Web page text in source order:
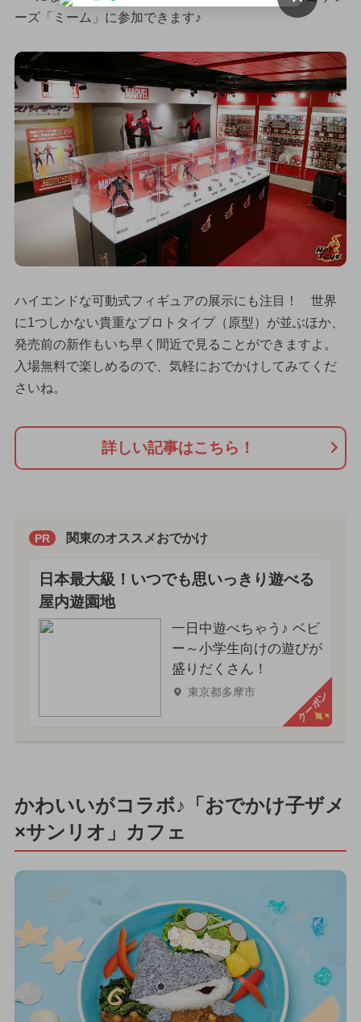
ーズ「ミーム」に参加できます♪
ハイエンドな可動式フィギュアの展示にも注目！ 世界
に1つしかない貴重なプロトタイプ（原型）が並ぶほか、
発売前の新作もいち早く間近で見ることができますよ。
入場無料で楽しめるので、気軽におでかけしてみてくだ
さいね。
詳しい記事はこちら！
PR 関東のオススメおでかけ
日本最大級！いつでも思いっきり遊べる
屋内遊園地
一日中遊べちゃう♪ ベビ
ー～小学生向けの遊びが
盛りだくさん！
東京都多摩市 クーポン
かわいいがコラボ♪「おでかけ子ザメ
×サンリオ」カフェ